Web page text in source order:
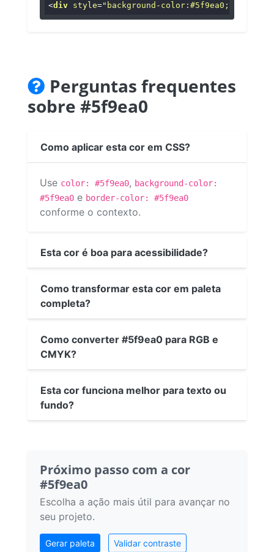
<div style="background-color:#5f9ea0;"
Perguntas frequentes
sobre #5f9ea0
Como aplicar esta cor em CSS?
Use color: #5f9ea0, background-color:
#5f9ea0 e border-color: #5f9ea0
conforme o contexto.
Esta cor é boa para acessibilidade?
Como transformar esta cor em paleta
completa?
Como converter #5f9ea0 para RGB e
CMYK?
Esta cor funciona melhor para texto ou
fundo?
Próximo passo com a cor
#5f9ea0
Escolha a ação mais útil para avançar no
seu projeto.
Gerar paleta
Validar contraste